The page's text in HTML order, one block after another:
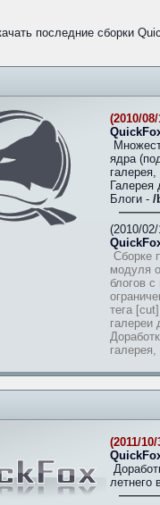
последние сборки
(2010/
ядра
Галерея
Блоги - /
(2010/
Сборке
модуля
блогов
тега
галереи
(2011/10/
летнего